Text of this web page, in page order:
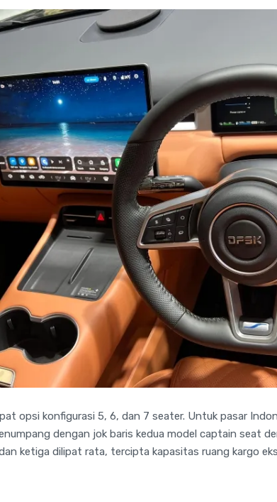
opsi konfigurasi 5, 6, dan 7 seater. Untuk pasar
dengan jok baris kedua model captain seat
ketiga dilipat rata, tercipta kapasitas ruang kargo